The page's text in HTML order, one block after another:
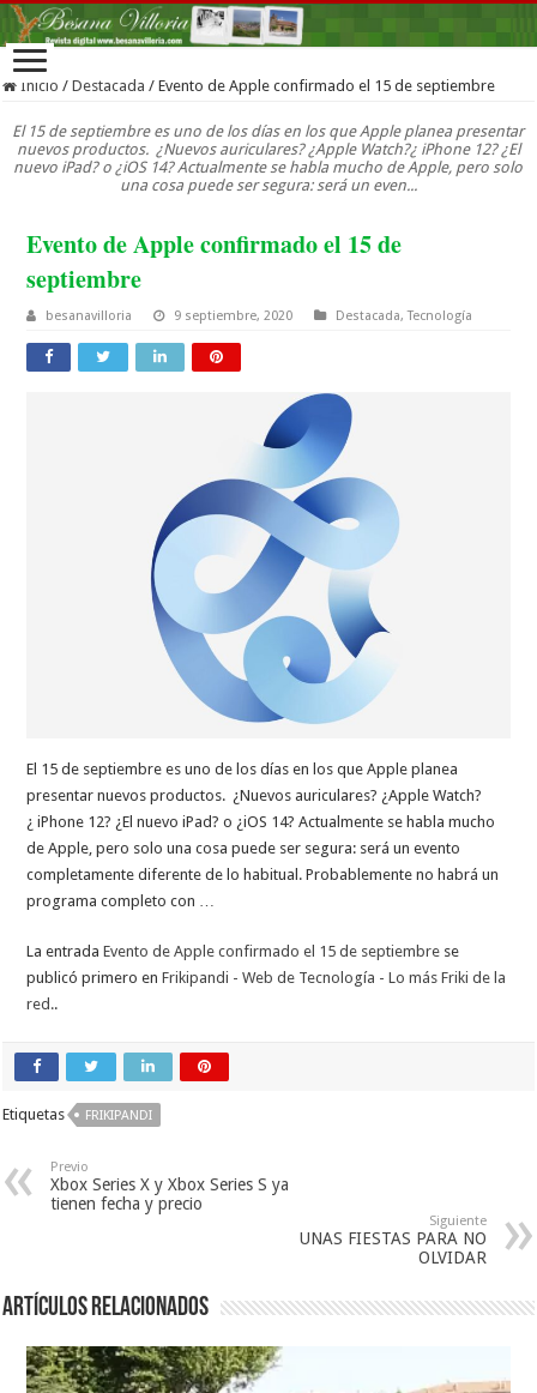
Inicio / Destacada / Evento de Apple confirmado el 15 de septiembre
El 15 de septiembre es uno de los días en los que Apple planea presentar
nuevos productos. ¿Nuevos auriculares? ¿Apple Watch?¿ iPhone 12? ¿El
nuevo iPad? o ¿iOS 14? Actualmente se habla mucho de Apple, pero solo
una cosa puede ser segura: será un even...
Evento de Apple confirmado el 15 de
septiembre
besanavilloria 9 septiembre, 2020 Destacada,Tecnología
El 15 de septiembre es uno de los días en los que Apple planea
presentar nuevos productos. ¿Nuevos auriculares? ¿Apple Watch?
¿ iPhone 12? ¿El nuevo iPad? o ¿iOS 14? Actualmente se habla mucho
de Apple, pero solo una cosa puede ser segura: será un evento
completamente diferente de lo habitual. Probablemente no habrá un
programa completo con …
La entradaEvento de Apple confirmado el 15 de septiembre se
publicó primero enFrikipandi - Web de Tecnología - Lo más Friki de la
red..
Etiquetas FRIKIPANDI
Previo
Xbox Series X y Xbox Series S ya
tienen fecha y precio
Siguiente
UNAS FIESTAS PARA NO
OLVIDAR
Artículos relacionados